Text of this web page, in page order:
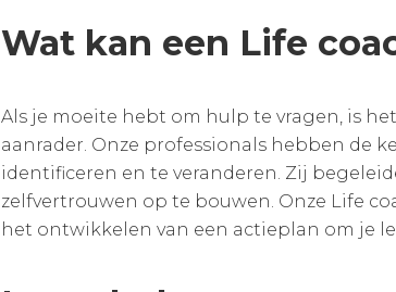
Wat kan een Life
Als je moeite hebt om hulp te vragen, is
aanrader. Onze professionals hebben de
identificeren en te veranderen. Zij
zelfvertrouwen op te bouwen. Onze Life
het ontwikkelen van een actieplan om je